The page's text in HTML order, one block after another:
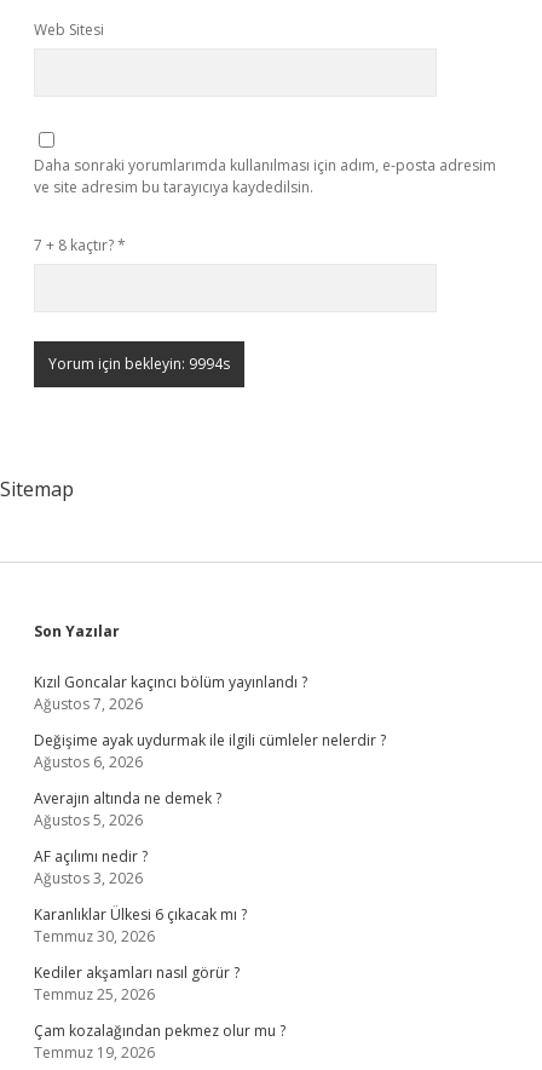
Web Sitesi
Daha sonraki yorumlarımda kullanılması için adım, e-posta adresim
ve site adresim bu tarayıcıya kaydedilsin.
7 + 8 kaçtır?*
Sitemap
Sidebar
Son Yazılar
Kızıl Goncalar kaçıncı bölüm yayınlandı ?
Ağustos 7, 2026
Değişime ayak uydurmak ile ilgili cümleler nelerdir ?
Ağustos 6, 2026
Averajın altında ne demek ?
Ağustos 5, 2026
AF açılımı nedir ?
Ağustos 3, 2026
Karanlıklar Ülkesi 6 çıkacak mı ?
Temmuz 30, 2026
Kediler akşamları nasıl görür ?
Temmuz 25, 2026
Çam kozalağından pekmez olur mu ?
Temmuz 19, 2026